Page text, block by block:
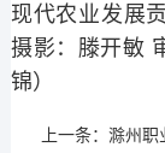
现代农业发展
摄影：滕开敏
锦）
上一条： 滁州职